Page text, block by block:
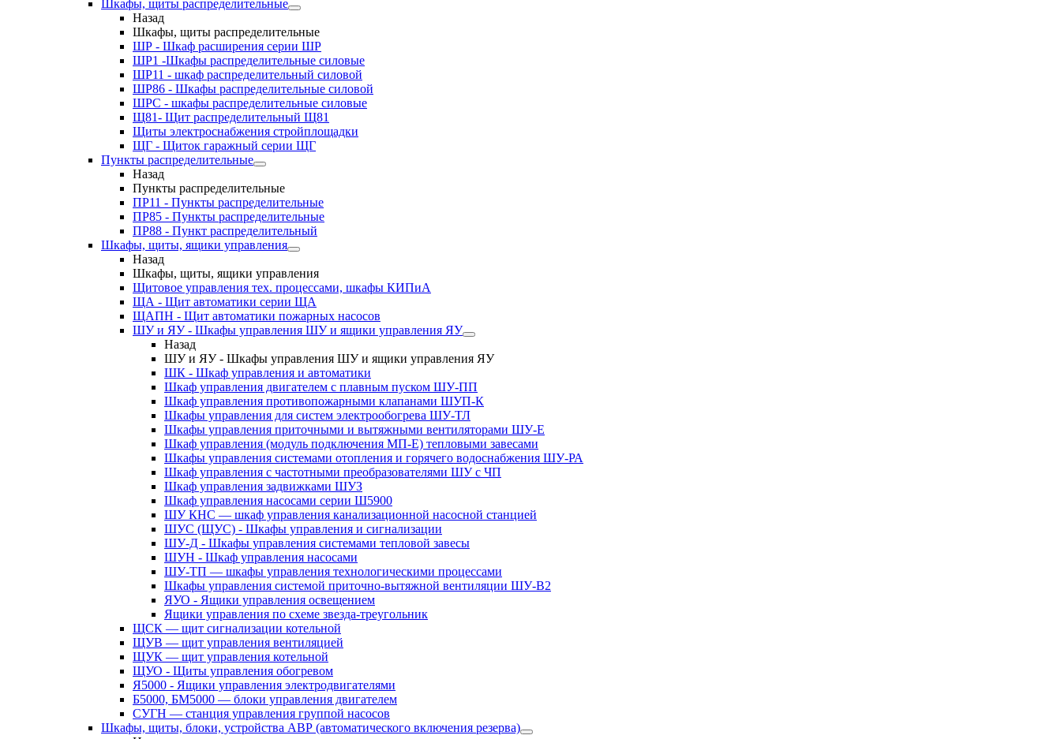
Шкафы, щиты распределительные
Назад
Шкафы, щиты распределительные
ШР - Шкаф расширения серии ШР
ШР1 -Шкафы распределительные силовые
ШР11 - шкаф распределительный силовой
ШР86 - Шкафы распределительные силовой
ШРС - шкафы распределительные силовые
Щ81- Щит распределительный Щ81
Щиты электроснабжения стройплощадки
ЩГ - Щиток гаражный серии ЩГ
Пункты распределительные
Назад
Пункты распределительные
ПР11 - Пункты распределительные
ПР85 - Пункты распределительные
ПР88 - Пункт распределительный
Шкафы, щиты, ящики управления
Назад
Шкафы, щиты, ящики управления
Щитовое управления тех. процессами, шкафы КИПиА
ЩА - Щит автоматики серии ЩА
ЩАПН - Щит автоматики пожарных насосов
ШУ и ЯУ - Шкафы управления ШУ и ящики управления ЯУ
Назад
ШУ и ЯУ - Шкафы управления ШУ и ящики управления ЯУ
ШК - Шкаф управления и автоматики
Шкаф управления двигателем с плавным пуском ШУ-ПП
Шкаф управления противопожарными клапанами ШУП-К
Шкафы управления для систем электрообогрева ШУ-ТЛ
Шкафы управления приточными и вытяжными вентиляторами ШУ-Е
Шкаф управления (модуль подключения МП-Е) тепловыми завесами
Шкафы управления системами отопления и горячего водоснабжения ШУ-РА
Шкаф управления с частотными преобразователями ШУ с ЧП
Шкаф управления задвижками ШУЗ
Шкаф управления насосами серии Ш5900
ШУ КНС — шкаф управления канализационной насосной станцией
ШУС (ЩУС) - Шкафы управления и сигнализации
ШУ-Д - Шкафы управления системами тепловой завесы
ШУН - Шкаф управления насосами
ШУ-ТП — шкафы управления технологическими процессами
Шкафы управления системой приточно-вытяжной вентиляции ШУ-В2
ЯУО - Ящики управления освещением
Ящики управления по схеме звезда-треугольник
ЩСК — щит сигнализации котельной
ЩУВ — щит управления вентиляцией
ЩУК — щит управления котельной
ЩУО - Щиты управления обогревом
Я5000 - Ящики управления электродвигателями
Б5000, БМ5000 — блоки управления двигателем
СУГН — станция управления группой насосов
Шкафы, щиты, блоки, устройства АВР (автоматического включения резерва)